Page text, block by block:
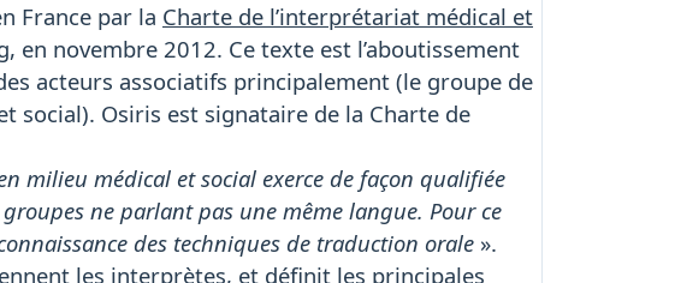
France par la Charte de l’interprétariat médical et
en novembre 2012. Ce texte est l’aboutissement
acteurs associatifs principalement (le groupe de
social). Osiris est signataire de la Charte de
milieu médical et social exerce de façon qualifiée
ne parlant pas une même langue. Pour ce
des techniques de traduction orale ».
les interprètes, et définit les principales